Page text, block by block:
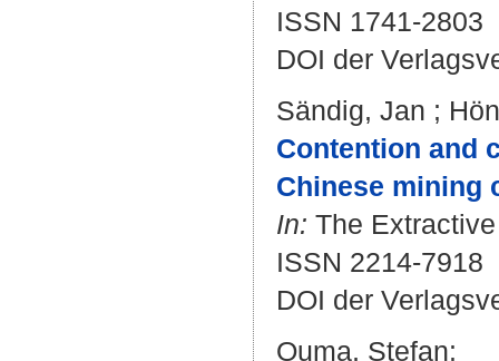
ISSN 1741-2803
DOI der
Sändig, Jan ;
Contention and
Chinese mining
In: The
ISSN 2214-7918
DOI der
Ouma, Stefan: